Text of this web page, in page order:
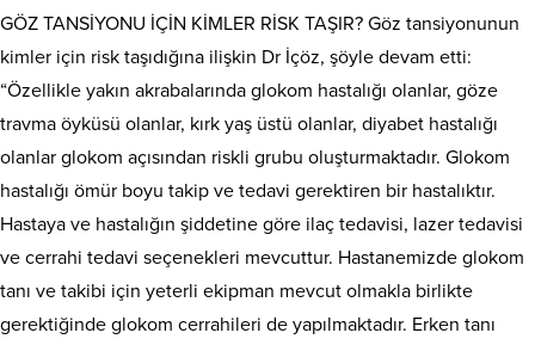
GÖZ TANSİYONU İÇİN KİMLER RİSK TAŞIR? Göz tansiyonunun
kimler için risk taşıdığına ilişkin Dr İçöz, şöyle devam etti:
“Özellikle yakın akrabalarında glokom hastalığı olanlar, göze
travma öyküsü olanlar, kırk yaş üstü olanlar, diyabet hastalığı
olanlar glokom açısından riskli grubu oluşturmaktadır. Glokom
hastalığı ömür boyu takip ve tedavi gerektiren bir hastalıktır.
Hastaya ve hastalığın şiddetine göre ilaç tedavisi, lazer tedavisi
ve cerrahi tedavi seçenekleri mevcuttur. Hastanemizde glokom
tanı ve takibi için yeterli ekipman mevcut olmakla birlikte
gerektiğinde glokom cerrahileri de yapılmaktadır. Erken tanı